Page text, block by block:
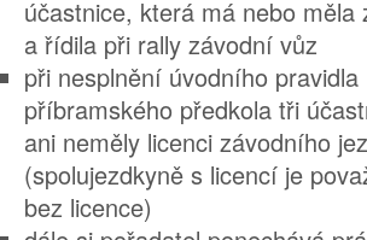
účastnice, která má nebo měla
a řídila při rally závodní vůz
při nesplnění úvodního
příbramského předkola tři
ani neměly licenci závodního
(spolujezdkyně s licencí je
bez licence)